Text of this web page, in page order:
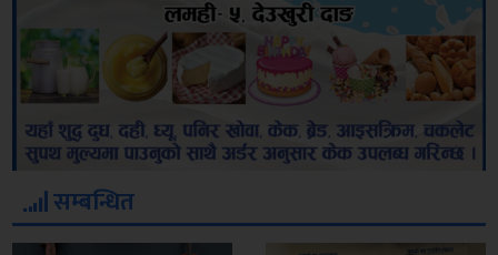
सम्बन्धित